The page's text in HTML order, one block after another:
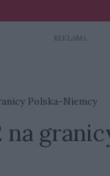
REKLAMA
Polska-Niemcy
na